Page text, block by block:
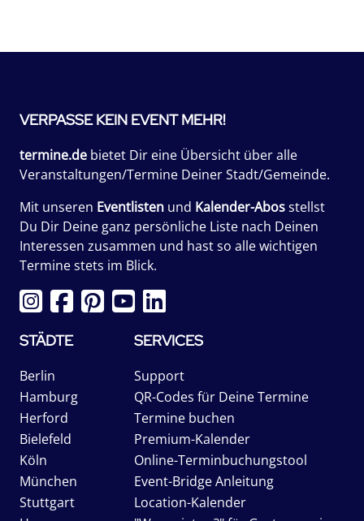
VERPASSE KEIN EVENT MEHR!
termine.de bietet Dir eine Übersicht über alle
Veranstaltungen/Termine Deiner Stadt/Gemeinde.
Mit unseren Eventlisten und Kalender-Abosstellst
Du Dir Deine ganz persönliche Liste nach Deinen
Interessen zusammen und hast so alle wichtigen
Termine stets im Blick.
STÄDTE
Berlin
Hamburg
Herford
Bielefeld
Köln
München
Stuttgart
SERVICES
Support
QR-Codes für Deine Termine
Termine buchen
Premium-Kalender
Online-Terminbuchungstool
Event-Bridge Anleitung
Location-Kalender